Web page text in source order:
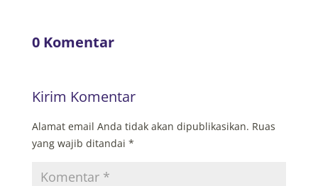
0 Komentar
Kirim Komentar
Alamat email Anda tidak akan dipublikasikan. Ruas
yang wajib ditandai *